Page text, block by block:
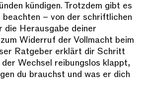
kündigen. Trotzdem gibt es
beachten – von der schriftlichen
die Herausgabe deiner
Widerruf der Vollmacht beim
Ratgeber erklärt dir Schritt
Wechsel reibungslos klappt,
du brauchst und was er dich